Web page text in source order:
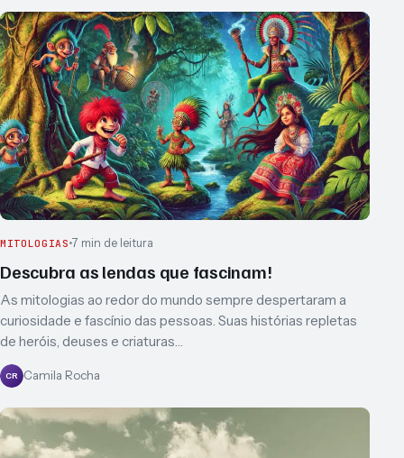
MITOLOGIAS 7 min de leitura
Descubra as lendas que fascinam!
As mitologias ao redor do mundo sempre despertaram a
curiosidade e fascínio das pessoas. Suas histórias repletas
de heróis, deuses e criaturas…
CR Camila Rocha